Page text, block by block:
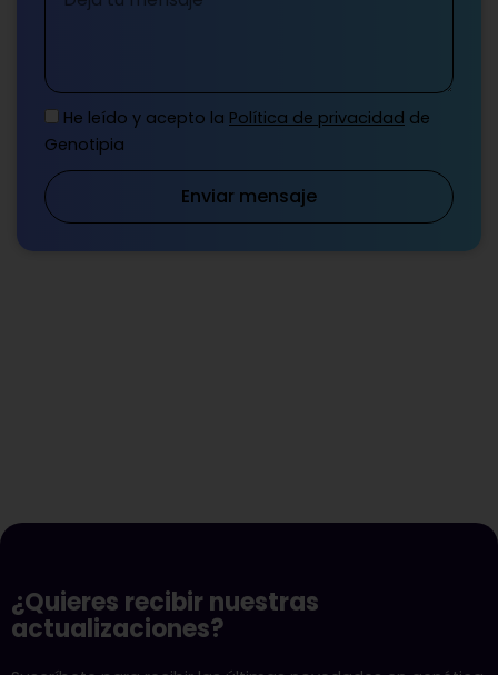
He leído y acepto la Política de privacidad de
Genotipia
Enviar mensaje
¿Quieres recibir nuestras
actualizaciones?